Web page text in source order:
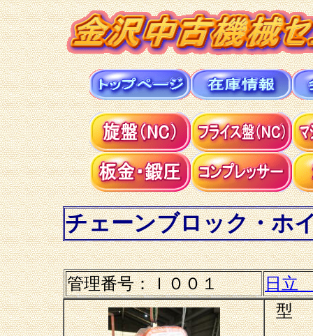
チェーンブロック・ホ
管理番号：Ｉ００１
日立
型